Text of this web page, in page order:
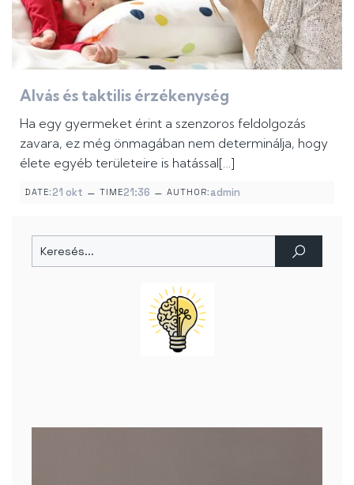
Alvás és taktilis érzékenység
Ha egy gyermeket érint a szenzoros feldolgozás
zavara, ez még önmagában nem determinálja, hogy
élete egyéb területeire is hatással[…]
DATE:21 okt – TIME21:36 – AUTHOR: admin